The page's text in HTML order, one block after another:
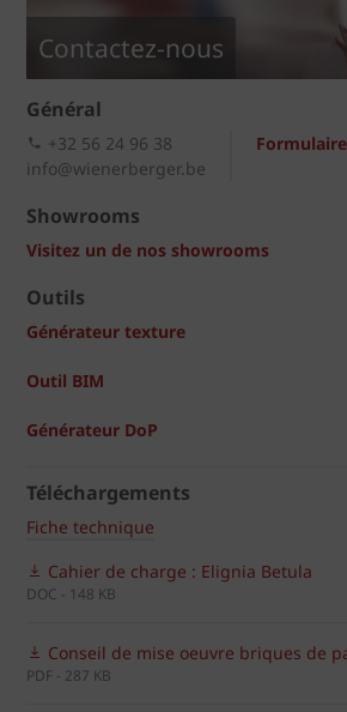
Contactez-nous
Général
+32 56 24 96 38
info@wienerberger.be
Showrooms
Visitez un de nos showrooms
Outils
Générateur texture
Outil BIM
Générateur DoP
Téléchargements
Fiche technique
Cahier de charge : Elignia Betula
DOC - 148 KB
Conseil de mise oeuvre briques de
PDF - 287 KB